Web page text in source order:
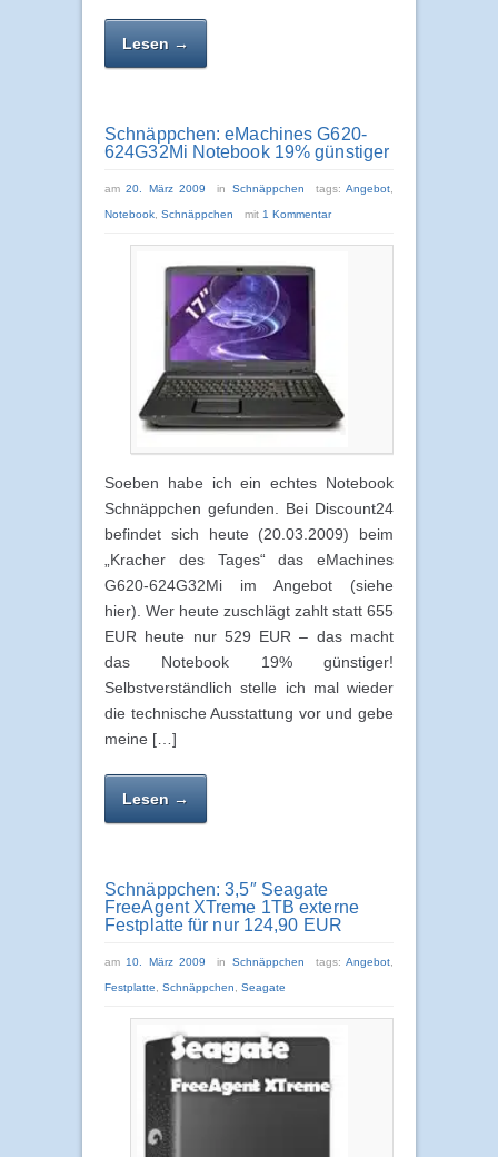
Lesen →
Schnäppchen: eMachines G620-
624G32Mi Notebook 19% günstiger
am20. März 2009 in Schnäppchen tags:Angebot
Notebook Schnäppchen mit 1 Kommentar
Soeben habe ich ein echtes Notebook
Schnäppchen gefunden. Bei Discount24
befindet sich heute (20.03.2009) beim
„Kracher des Tages“ das eMachines
G620-624G32Mi im Angebot (siehe
hier). Wer heute zuschlägt zahlt statt 655
EUR heute nur 529 EUR – das macht
das Notebook 19% günstiger!
Selbstverständlich stelle ich mal wieder
die technische Ausstattung vor und gebe
meine […]
Lesen →
Schnäppchen: 3,5″ Seagate
FreeAgent XTreme 1TB externe
Festplatte für nur 124,90 EUR
am 10. März 2009 in Schnäppchen tags:Angebot
Festplatte Schnäppchen Seagate